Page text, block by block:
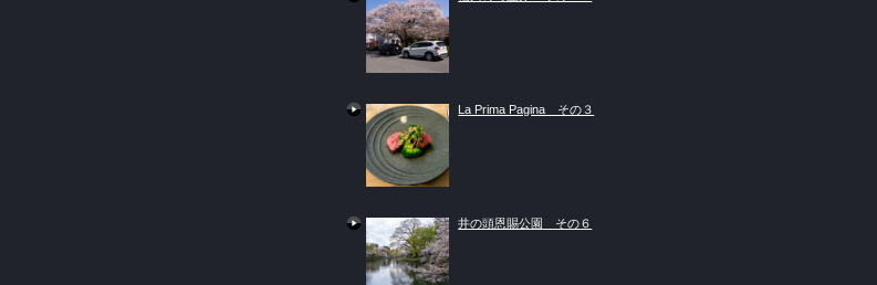
La Prima Pagina その３
井の頭恩賜公園 その６